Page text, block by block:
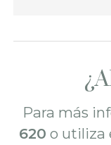
Para más
620 o utiliza